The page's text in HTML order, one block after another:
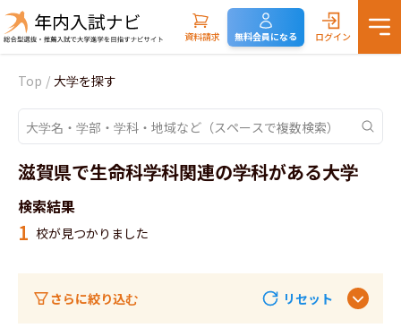
資料請求 無料会員になる ログイン
Top / 大学を探す
滋賀県で生命科学科関連の学科がある大学
検索結果
1 校が見つかりました
さらに絞り込む リセット